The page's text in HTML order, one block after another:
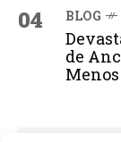
04 BLOG
de